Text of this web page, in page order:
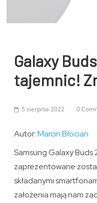
Galaxy
tajemnic!
5 sierpnia 2022 0
Autor:Marcin Błocian
Samsung Galaxy Buds
zaprezentowane
składanymi
założenia mają nam